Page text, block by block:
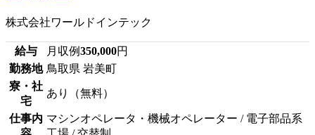
株式会社ワールドインテック
給与 月収例350,000円
勤務地 鳥取県 岩美町
寮・社
宅
あり（無料）
仕事内 マシンオペレータ・機械オペレーター / 電子部品系